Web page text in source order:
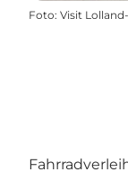
Foto: Visit